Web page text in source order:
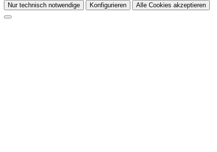
Nur technisch notwendige Konfigurieren Alle Cookies akzeptieren